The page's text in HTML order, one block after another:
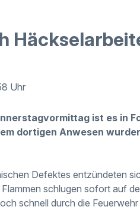
Uhr
ist es in
dortigen Anwesen
Defektes entzündeten
schlugen sofort auf
schnell durch die